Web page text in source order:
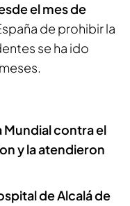
el mes de
de prohibir la
se ha ido
Mundial contra el
y la atendieron
de Alcalá de